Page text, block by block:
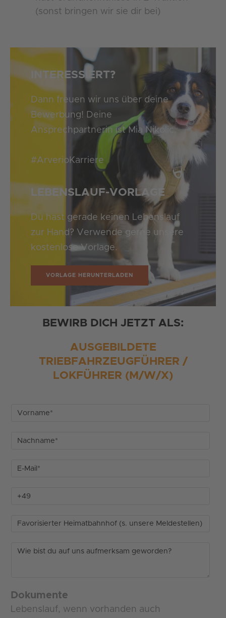
(sonst bringen wir sie dir bei)
INTERESSIERT?
Dann freuen wir uns über deine
Bewerbung! Deine
Ansprechpartnerin ist Mia Nikolic.
#ArverioKarriere
LEBENSLAUF-VORLAGE
Du hast gerade keinen Lebenslauf
zur Hand? Verwende gerne unsere
kostenlose Vorlage.
VORLAGE HERUNTERLADEN
BEWIRB DICH JETZT ALS:
AUSGEBILDETE
TRIEBFAHRZEUGFÜHRER /
LOKFÜHRER (M/W/X)
Dokumente
Lebenslauf, wenn vorhanden auch